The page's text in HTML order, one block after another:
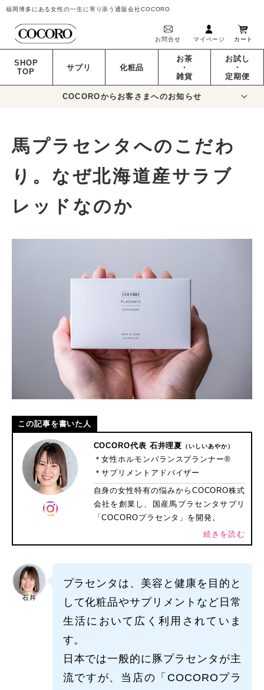
福岡博多にある女性の一生に寄り添う通販会社COCORO
お問合せ マイページ カート
SHOP
TOP
サプリ 化粧品
お茶
・
雑貨
お試し
・
定期便
COCOROからお客さまへのお知らせ
馬プラセンタへのこだわ
り。なぜ北海道産サラブ
レッドなのか
この記事を書いた人
COCORO代表 石井理夏 （いしいあやか）
＊女性ホルモンバランスプランナー®
＊サプリメントアドバイザー
自身の女性特有の悩みからCOCORO株式
会社を創業し、国産馬プラセンタサプリ
「COCOROプラセンタ」を開発。
続きを読む
プラセンタは、美容と健康を目的と
して化粧品やサプリメントなど日常
生活において広く利用されていま
す。
日本では一般的に豚プラセンタが主
流ですが、当店の「COCOROプラ